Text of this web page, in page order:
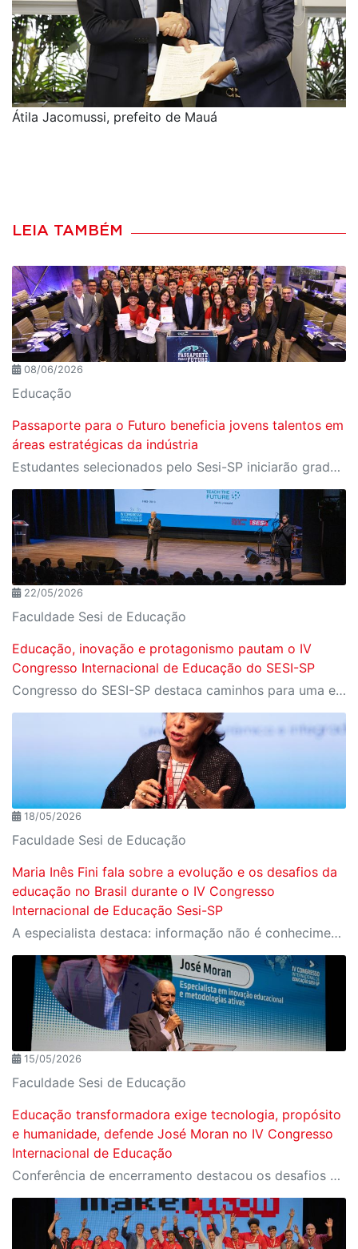
Átila Jacomussi, prefeito de Mauá
LEIA TAMBÉM
08/06/2026
Educação
Passaporte para o Futuro beneficia jovens talentos em
áreas estratégicas da indústria
Estudantes selecionados pelo Sesi-SP iniciarão graduação em universidades de excelência no exterior da América do Norte e Europa
22/05/2026
Faculdade Sesi de Educação
Educação, inovação e protagonismo pautam o IV
Congresso Internacional de Educação do SESI-SP
Congresso do SESI-SP destaca caminhos para uma educação transformadora
18/05/2026
Faculdade Sesi de Educação
Maria Inês Fini fala sobre a evolução e os desafios da
educação no Brasil durante o IV Congresso
Internacional de Educação Sesi-SP
A especialista destaca: informação não é conhecimento, memória não é inteligência e tecnologia não é pedagogia
15/05/2026
Faculdade Sesi de Educação
Educação transformadora exige tecnologia, propósito
e humanidade, defende José Moran no IV Congresso
Internacional de Educação
Conferência de encerramento destacou os desafios da escola contemporânea diante da inteligência artificial, da personalização do ensino e da formação humana em um mundo cada vez mais conectado